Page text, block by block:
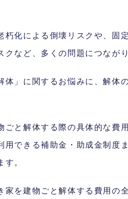
朽化による倒壊リスクや、固
クなど、多くの問題につなが
」に関するお悩みに、解体
ごと解体する際の具体的な費
用できる補助金・助成金制度
す。
家を建物ごと解体する費用の